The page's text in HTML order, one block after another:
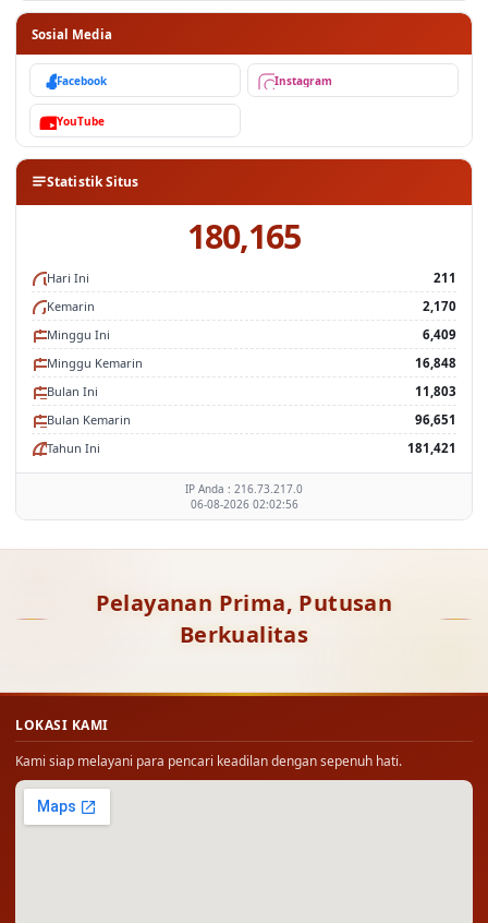
Sosial Media
Facebook Instagram
YouTube
Statistik Situs
180,165
Hari Ini
211
Kemarin
2,170
Minggu Ini
6,409
Minggu Kemarin
16,848
Bulan Ini
11,803
Bulan Kemarin
96,651
Tahun Ini
181,421
IP Anda : 216.73.217.0
06-08-2026 02:02:56
Pelayanan Prima, Putusan
Berkualitas
LOKASI KAMI
Kami siap melayani para pencari keadilan dengan sepenuh hati.